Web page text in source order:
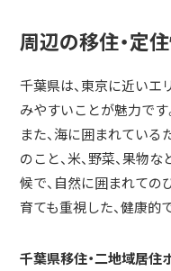
周辺の移住・定
千葉県は、東京に近いエ
みやすいことが魅力です
また、海に囲まれてい
のこと、米、野菜、果物
候で、自然に囲まれての
育ても重視した、健康的
千葉県移住・二地域居住